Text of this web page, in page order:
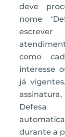
deve
nome
como
interesse
já
durante a